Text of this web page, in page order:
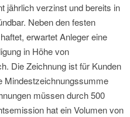
jährlich verzinst und bereits in
Neben den festen
erwartet Anleger eine
in Höhe von
Die Zeichnung ist für Kunden
Mindestzeichnungssumme
müssen durch 500
hat ein Volumen von